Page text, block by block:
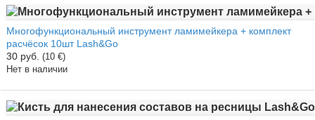
Многофункциональный инструмент ламимейкера + комплект
расчёсок 10шт Lash&Go
30 руб. (10 €)
Нет в наличии